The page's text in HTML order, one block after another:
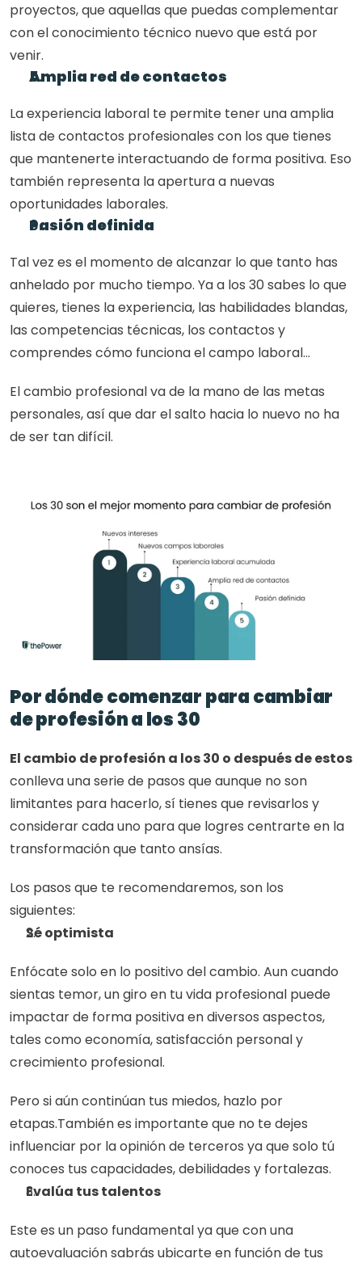
proyectos, que aquellas que puedas complementar
con el conocimiento técnico nuevo que está por
venir.
Amplia red de contactos
La experiencia laboral te permite tener una amplia
lista de contactos profesionales con los que tienes
que mantenerte interactuando de forma positiva. Eso
también representa la apertura a nuevas
oportunidades laborales.
Pasión definida
Tal vez es el momento de alcanzar lo que tanto has
anhelado por mucho tiempo. Ya a los 30 sabes lo que
quieres, tienes la experiencia, las habilidades blandas,
las competencias técnicas, los contactos y
comprendes cómo funciona el campo laboral…
El cambio profesional va de la mano de las metas
personales, así que dar el salto hacia lo nuevo no ha
de ser tan difícil.
Por dónde comenzar para cambiar
de profesión a los 30
conlleva una serie de pasos que aunque no son
limitantes para hacerlo, sí tienes que revisarlos y
considerar cada uno para que logres centrarte en la
transformación que tanto ansías.
Los pasos que te recomendaremos, son los
siguientes:
Sé optimista
Enfócate solo en lo positivo del cambio. Aun cuando
sientas temor, un giro en tu vida profesional puede
impactar de forma positiva en diversos aspectos,
tales como economía, satisfacción personal y
crecimiento profesional.
Pero si aún continúan tus miedos, hazlo por
etapas.También es importante que no te dejes
influenciar por la opinión de terceros ya que solo tú
conoces tus capacidades, debilidades y fortalezas.
Evalúa tus talentos
Este es un paso fundamental ya que con una
autoevaluación sabrás ubicarte en función de tus